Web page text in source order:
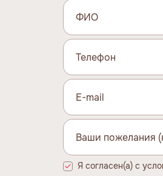
Я согласен(а) с